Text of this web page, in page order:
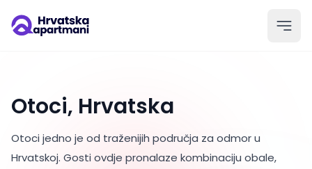
Otoci, Hrvatska
Otoci jedno je od traženijih područja za odmor u
Hrvatskoj. Gosti ovdje pronalaze kombinaciju obale,